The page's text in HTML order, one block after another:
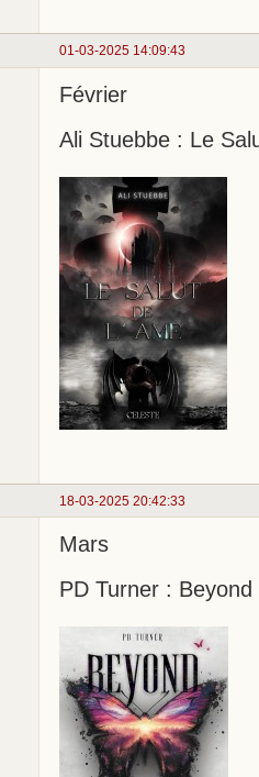
01-03-2025 14:09:43
Février
Ali Stuebbe : Le
18-03-2025 20:42:33
Mars
PD Turner :